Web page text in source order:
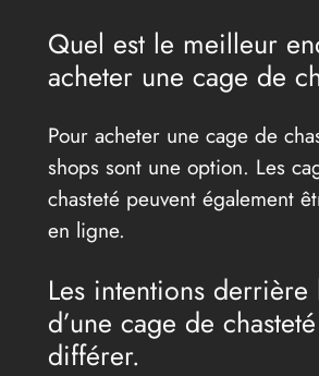
Quel est le meilleur
acheter une cage de
Pour acheter une cage de
shops sont une option. Les
chasteté peuvent également
en ligne.
Les intentions derrière
d’une cage de
différer.